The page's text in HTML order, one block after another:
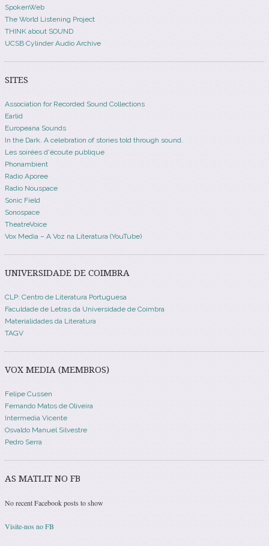
SpokenWeb
The World Listening Project
THINK about SOUND
UCSB Cylinder Audio Archive
SITES
Association for Recorded Sound Collections
Earlid
Europeana Sounds
In the Dark. A celebration of stories told through sound.
Les soirées d'écoute publique
Phonambient
Radio Aporee
Radio Nouspace
Sonic Field
Sonospace
TheatreVoice
Vox Media – A Voz na Literatura (YouTube)
UNIVERSIDADE DE COIMBRA
CLP: Centro de Literatura Portuguesa
Faculdade de Letras da Universidade de Coimbra
Materialidades da Literatura
TAGV
VOX MEDIA (MEMBROS)
Felipe Cussen
Fernando Matos de Oliveira
Intermedia Vicente
Osvaldo Manuel Silvestre
Pedro Serra
AS MATLIT NO FB
No recent Facebook posts to show
Visite-nos no FB